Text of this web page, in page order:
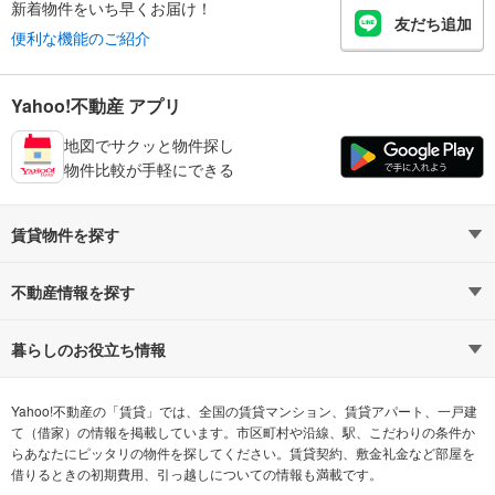
新着物件をいち早くお届け！
便利な機能のご紹介
友だち追加
Yahoo!不動産 アプリ
地図でサクッと物件探し
物件比較が手軽にできる
賃貸物件を探す
路線・駅から探す
通勤時間から探す
不動産会社から探す 希望の条件から探す
テーマから探す ランキングから探す
不動産情報を探す
不動産・住宅
新築マンション 中古マンション
新築一戸建て 中古一戸建て
暮らしのお役立ち情報
マンションカタログ 教えて！住まいの先生
Yahoo!不動産の「賃貸」では、全国の賃貸マンション、賃貸アパート、一戸建
て（借家）の情報を掲載しています。市区町村や沿線、駅、こだわりの条件か
らあなたにピッタリの物件を探してください。賃貸契約、敷金礼金など部屋を
借りるときの初期費用、引っ越しについての情報も満載です。